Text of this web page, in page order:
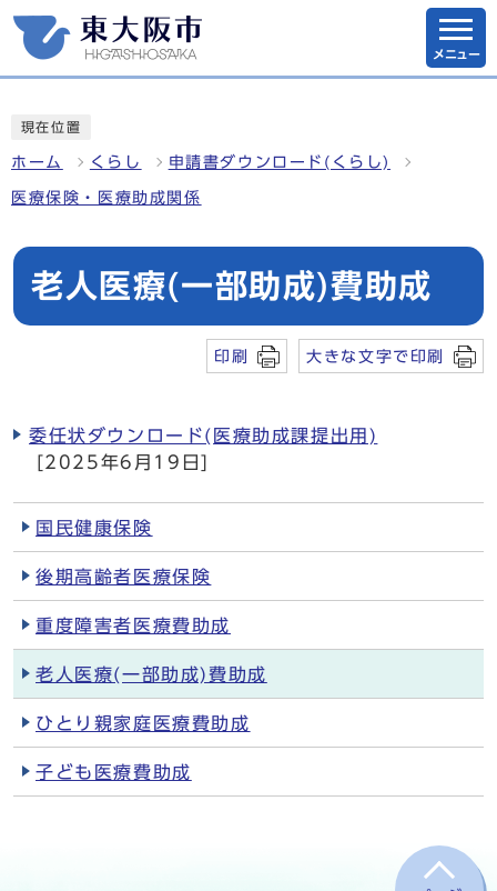
メニュー
現在位置
ホーム くらし 申請書ダウンロード(くらし)
医療保険・医療助成関係
老人医療(一部助成)費助成
印刷 大きな文字で印刷
委任状ダウンロード(医療助成課提出用)
[2025年6月19日]
国民健康保険
後期高齢者医療保険
重度障害者医療費助成
老人医療(一部助成)費助成
ひとり親家庭医療費助成
子ども医療費助成